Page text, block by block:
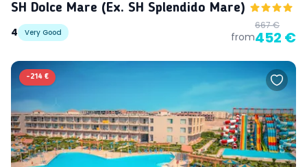
SH Dolce Mare (ex. SH Splendido Mare)
4
Very Good from
667 €
452 €
-214 €